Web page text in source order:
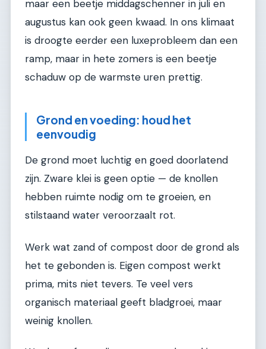
maar een beetje middagschenner in juli en
augustus kan ook geen kwaad. In ons klimaat
is droogte eerder een luxeprobleem dan een
ramp, maar in hete zomers is een beetje
schaduw op de warmste uren prettig.
Grond en voeding: houd het
eenvoudig
De grond moet luchtig en goed doorlatend
zijn. Zware klei is geen optie — de knollen
hebben ruimte nodig om te groeien, en
stilstaand water veroorzaalt rot.
Werk wat zand of compost door de grond als
het te gebonden is. Eigen compost werkt
prima, mits niet tevers. Te veel vers
organisch materiaal geeft bladgroei, maar
weinig knollen.